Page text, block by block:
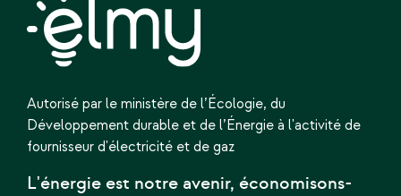
Autorisé par le ministère de l’Écologie, du
Développement durable et de l’Énergie à l'activité de
fournisseur d'électricité et de gaz
L'énergie est notre avenir, économisons-